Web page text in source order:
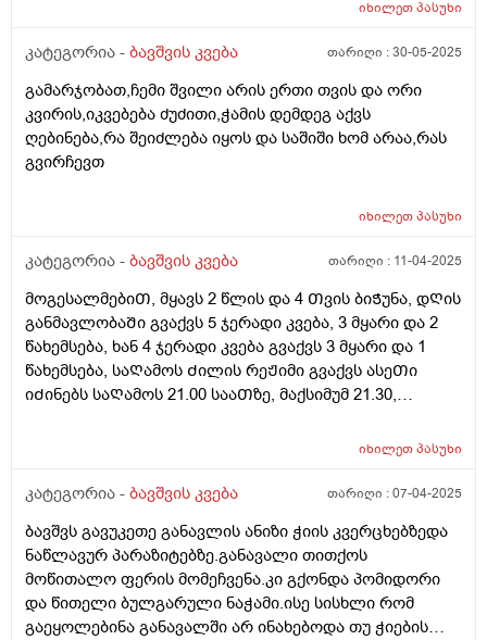
იხილეთპასუხი
კატეგორია - ბავშვის კვება თარიღი :30-05-2025
გამარჯობათ,ჩემი შვილი არის ერთი თვის და ორი
კვირის,იკვებება ძუძითი,ჭამის დემდეგ აქვს
ღებინება,რა შეიძლება იყოს და საშიში ხომ არაა,რას
გვირჩევთ
იხილეთპასუხი
კატეგორია - ბავშვის კვება თარიღი : 11-04-2025
მოგესალმებიᲗ, მყავს 2 წლის და 4 Თვის ბიᲭუნა, დᲦის
განმავლობაᲨი გვაქვს 5 ჯერადი კვება, 3 მყარი და 2
წახემსება, ხან 4 ჯერადი კვება გვაქვს 3 მყარი და 1
წახემსება, საᲦამოს Ძილის რეᲟიმი გვაქვს ასეᲗი
იᲫინებს საᲦამოს 21.00 სააᲗზე, მაქსიმუმ 21.30,
დილიᲗ იᲦვიᲫებს ხან 07.00 ხან 08.00, მაინტერესებს
არის 12 კილო და 900 გრამი, დიდაᲗ არ იმატებს
კვებიდან დილის კვებამდე? გმადლობᲗ
იხილეთპასუხი
კატეგორია - ბავშვის კვება თარიღი :07-04-2025
ბავშვს გავუკეთე განავლის ანიზი ჭიის კვერცხებზედა
ნაწლავურ პარაზიტებზე.განავალი თითქოს
მოწითალო ფერის მომეჩვენა.კი გქონდა პომიდორი
და წითელი ბულგარული ნაჭამი.ისე სისხლი რომ
გაეყოლებინა განავალში არ ინახებოდა თუ ჭიების